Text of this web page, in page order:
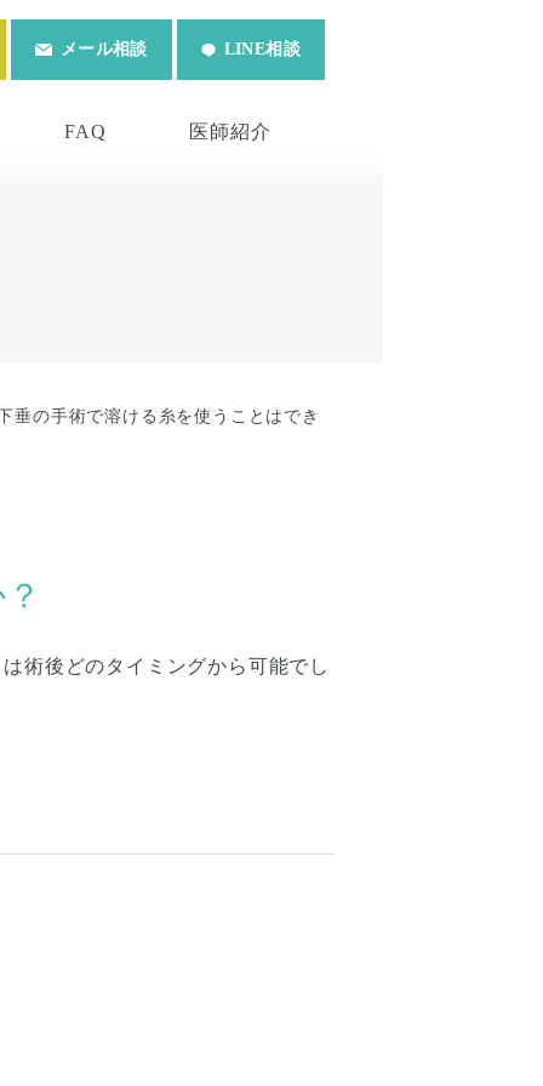
メール相談 LINE相談
FAQ 医師紹介
垂の手術で溶ける糸を使うことはでき
術後どのタイミングから可能でし